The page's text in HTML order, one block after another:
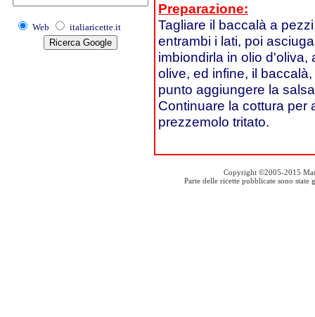
Web italiaricette.it
Preparazione:
Tagliare il baccalà a
entrambi i lati, poi
imbiondirla in olio
olive, ed infine, il
punto aggiungere la
Continuare la cottura per
prezzemolo tritato.
Copyright ©2005-2015
Parte delle ricette pubblicate sono state